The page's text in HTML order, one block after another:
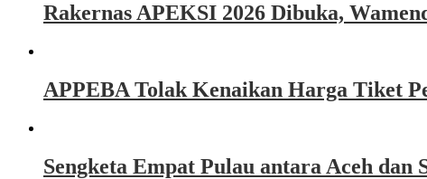
Rakernas APEKSI 2026 Dibuka,
APPEBA Tolak Kenaikan Harga Tiket
Sengketa Empat Pulau antara Aceh